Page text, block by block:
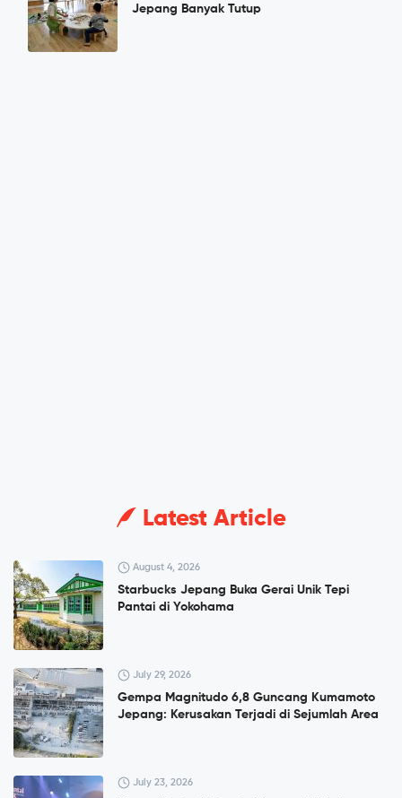
Jepang Banyak Tutup
Latest Article
August 4, 2026
Starbucks Jepang Buka Gerai Unik Tepi
Pantai di Yokohama
July 29, 2026
Gempa Magnitudo 6,8 Guncang Kumamoto
Jepang: Kerusakan Terjadi di Sejumlah Area
July 23, 2026